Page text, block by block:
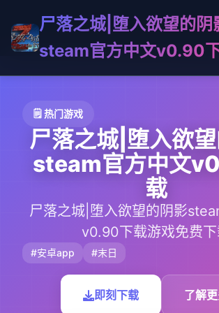
尸落之城|堕入欲望的阴
steam官方中文v0.90
🗒️ 热门游戏
尸落之城|堕入欲
steam官方中文
载
尸落之城|堕入欲望的阴影
v0.90下载游戏免费
#安卓app #末日
即刻下载 了解